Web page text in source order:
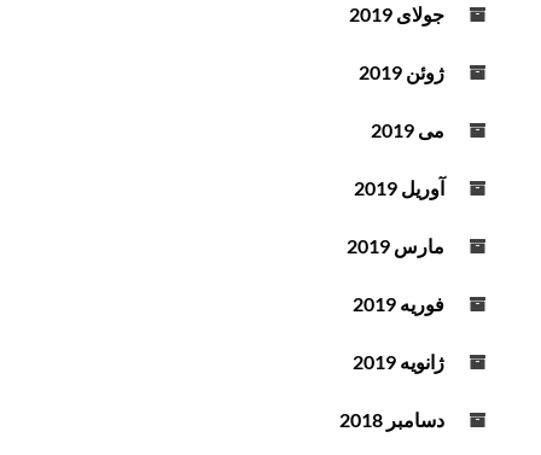
جولای 2019
ژوئن 2019
می 2019
آوریل 2019
مارس 2019
فوریه 2019
ژانویه 2019
دسامبر 2018